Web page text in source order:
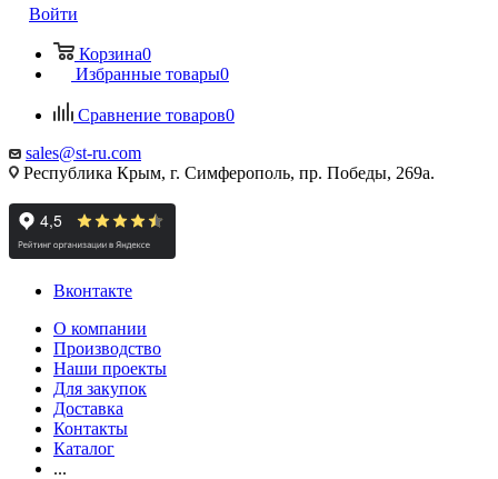
Войти
Корзина0
Избранные товары0
Сравнение товаров0
sales@st-ru.com
Республика Крым, г. Симферополь, пр. Победы, 269а.
Вконтакте
О компании
Производство
Наши проекты
Для закупок
Доставка
Контакты
Каталог
...